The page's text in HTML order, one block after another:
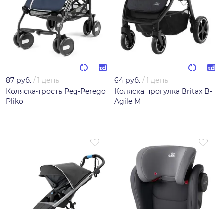
87 руб. / 1 день
Коляска-трость Peg-Perego
Pliko
64 руб. / 1 день
Коляска прогулка Britax B-
Agile M